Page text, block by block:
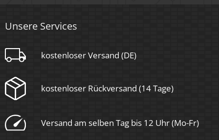
Aluminium, Glas
Sockel
Ultraflach
Rund
Unsere Services
kostenloser Versand (DE)
kostenloser Rückversand (14 Tage)
Versand am selben Tag bis 12 Uhr (Mo-Fr)